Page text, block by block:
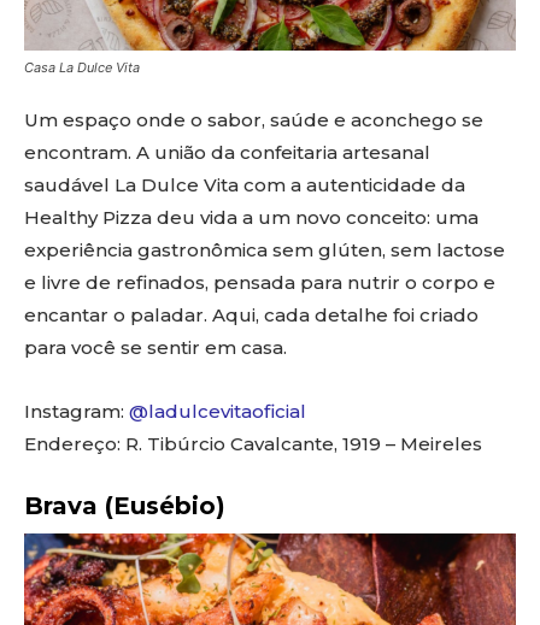
Casa La Dulce Vita
Um espaço onde o sabor, saúde e aconchego se
encontram. A união da confeitaria artesanal
saudável La Dulce Vita com a autenticidade da
Healthy Pizza deu vida a um novo conceito: uma
experiência gastronômica sem glúten, sem lactose
e livre de refinados, pensada para nutrir o corpo e
encantar o paladar. Aqui, cada detalhe foi criado
para você se sentir em casa.
Instagram: @ladulcevitaoficial
Endereço: R. Tibúrcio Cavalcante, 1919 – Meireles
Brava (Eusébio)